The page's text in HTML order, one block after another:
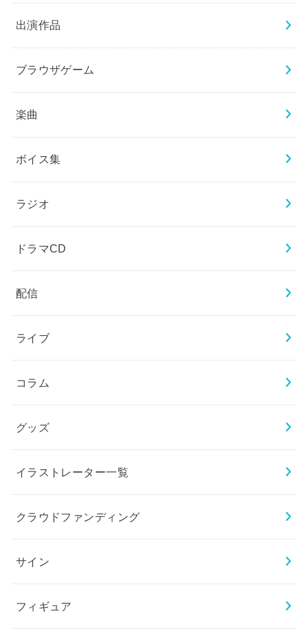
出演作品
ブラウザゲーム
楽曲
ボイス集
ラジオ
ドラマCD
配信
ライブ
コラム
グッズ
イラストレーター一覧
クラウドファンディング
サイン
フィギュア